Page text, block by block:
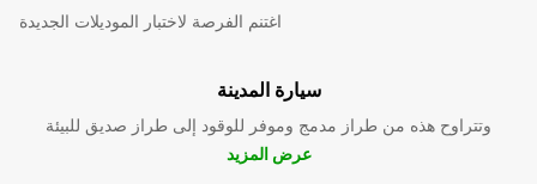
اغتنم الفرصة لاختبار الموديلات الجديدة
سيارة المدينة
وتتراوح هذه من طراز مدمج وموفر للوقود إلى طراز صديق للبيئة
عرض المزيد